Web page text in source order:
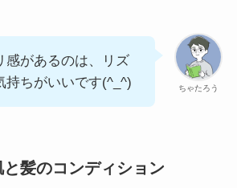
ちゃたろう
感があるのは、リズ
持ちがいいです(^_^)
髪のコンディション